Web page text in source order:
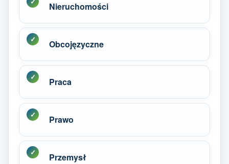
Nieruchomości
Obcojęzyczne
Praca
Prawo
Przemysł